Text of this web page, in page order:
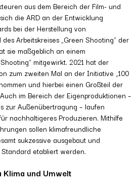
aus dem Bereich der Film- und
die ARD an der Entwicklung
bei der Herstellung von
Arbeitskreises „Green Shooting“ der
sie maßgeblich an einem
mitgewirkt. 2021 hat der
zum zweiten Mal an der Initiative „100
und hierbei einen Großteil der
im Bereich der Eigenproduktionen –
zur Außenübertragung – laufen
nachhaltigeres Produzieren. Mithilfe
sollen klimafreundliche
sukzessive ausgebaut und
etabliert werden.
und Umwelt